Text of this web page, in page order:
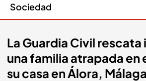
Sociedad
La Guardia Civil rescata
una familia atrapada en
su casa en Álora, Málaga